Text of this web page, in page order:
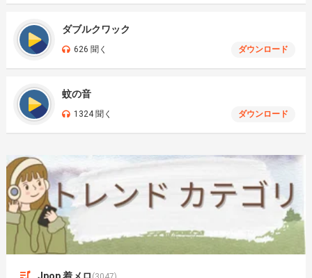
ダブルクワック
626 聞く ダウンロード
蚊の音
1324 聞く ダウンロード